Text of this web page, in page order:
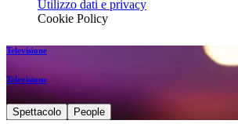
Utilizzo dati e privacy
Cookie Policy
Televisione
Televisione
Spettacolo People